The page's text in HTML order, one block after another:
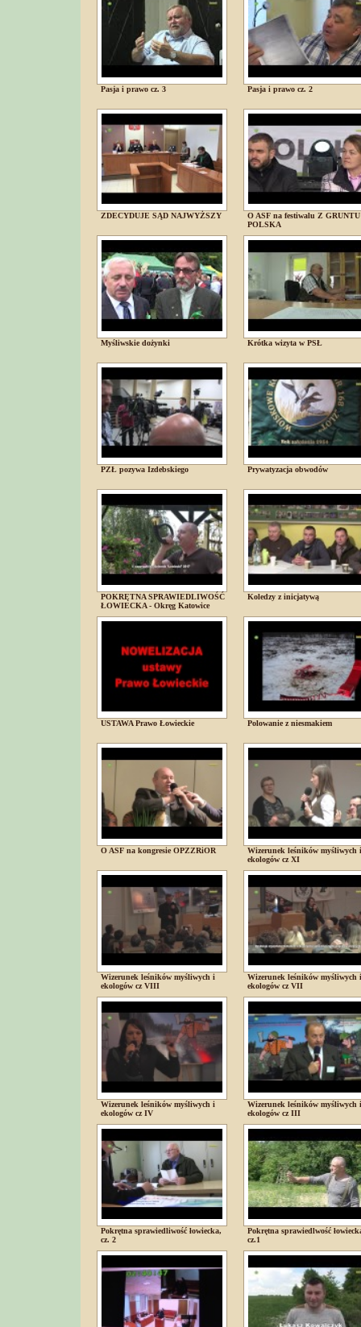
Pasja i prawo cz. 3 Pasja i prawo cz. 2
ZDECYDUJE SĄD NAJWYŻSZY
O ASF na festiwalu Z GRUNTU
POLSKA
Myśliwskie dożynki Krótka wizyta w PSŁ
PZŁ pozywa Izdebskiego Prywatyzacja obwodów
POKRĘTNA SPRAWIEDLIWOŚĆ
ŁOWIECKA - Okręg Katowice
Koledzy z inicjatywą
USTAWA Prawo Łowieckie Polowanie z niesmakiem
O ASF na kongresie OPZZRiOR
Wizerunek leśników myśliwych i
ekologów cz XI
Wizerunek leśników myśliwych i
ekologów cz VIII
Wizerunek leśników myśliwych i
ekologów cz VII
Wizerunek leśników myśliwych i
ekologów cz IV
Wizerunek leśników myśliwych i
ekologów cz III
Pokrętna sprawiedliwość łowiecka,
cz. 2
Pokrętna sprawiedlwość
cz.1